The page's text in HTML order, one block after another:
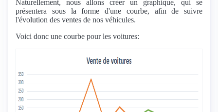
Naturellement, nous allons créer un graphique, qui se
présentera sous la forme d'une courbe, afin de suivre
l'évolution des ventes de nos véhicules.
Voici donc une courbe pour les voitures: